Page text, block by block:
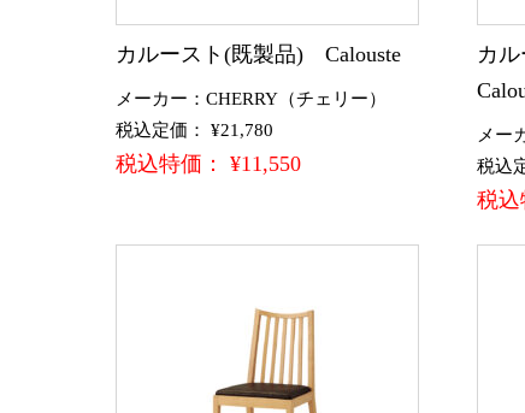
カルースト(既製品) Calouste
メーカー：CHERRY（チェリー）
税込定価： ¥21,780
税込特価： ¥11,550
カ
メー
税込
税込